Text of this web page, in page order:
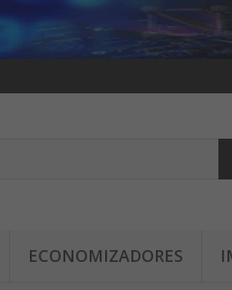
ECONOMIZADORES